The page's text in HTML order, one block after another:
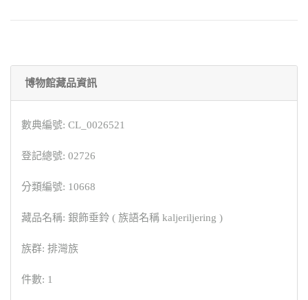
博物館藏品資訊
數典編號: CL_0026521
登記總號: 02726
分類編號: 10668
藏品名稱: 銀飾垂鈴 ( 族語名稱 kaljeriljering )
族群: 排灣族
件數: 1